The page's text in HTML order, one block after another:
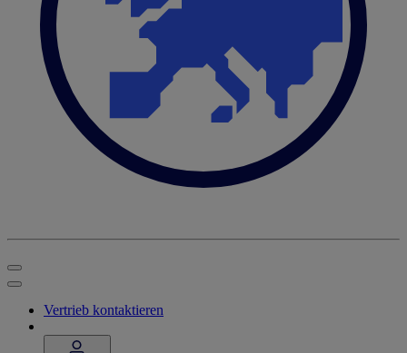
Vertrieb kontaktieren